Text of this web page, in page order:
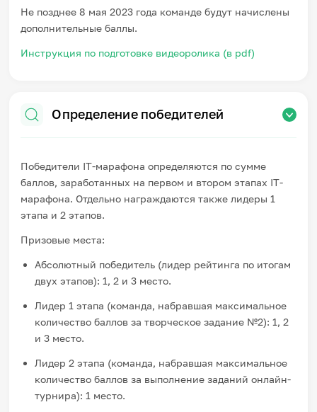
Не позднее 8 мая 2023 года команде будут начислены
дополнительные баллы.
Инструкция по подготовке видеоролика (в pdf)
Определение победителей
Победители IT-марафона определяются по сумме
баллов, заработанных на первом и втором этапах IT-
марафона. Отдельно награждаются также лидеры 1
этапа и 2 этапов.
Призовые места:
Абсолютный победитель (лидер рейтинга по итогам
двух этапов): 1, 2 и 3 место.
Лидер 1 этапа (команда, набравшая максимальное
количество баллов за творческое задание №2): 1, 2
и 3 место.
Лидер 2 этапа (команда, набравшая максимальное
количество баллов за выполнение заданий онлайн-
турнира): 1 место.